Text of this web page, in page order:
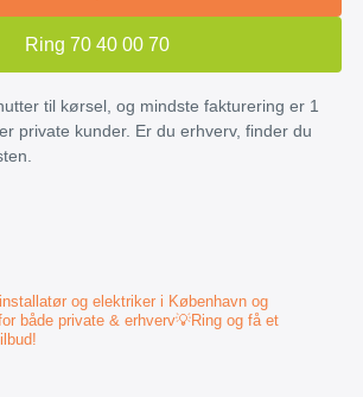
Ring 70 40 00 70
til kørsel, og mindste fakturering er 1
private kunder. Er du erhverv, finder du
og elektriker i København og
både private & erhverv💡Ring og få et